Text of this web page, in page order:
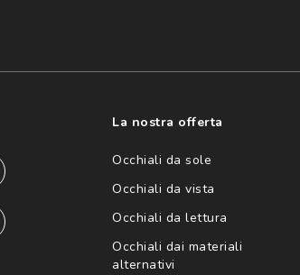
di carattere pubblicitario (consultare
informazioni).La nostra offerta
Occhiali da sole
Occhiali da vista
Occhiali da lettura
Occhiali dai materiali
alternativi